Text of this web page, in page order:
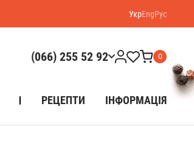
УкрEngРус
(066) 255 52 92 0
РЕЦЕПТИ ІНФОРМАЦІЯ